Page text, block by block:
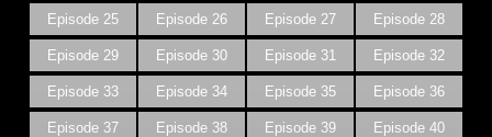
Episode 25 Episode 26 Episode 27 Episode 28
Episode 29 Episode 30 Episode 31 Episode 32
Episode 33 Episode 34 Episode 35 Episode 36
Episode 37 Episode 38 Episode 39 Episode 40